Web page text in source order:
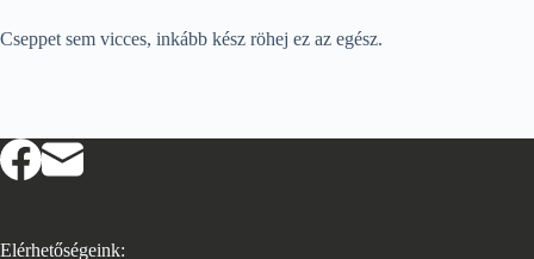
Cseppet sem vicces, inkább kész röhej ez az egész.
Elérhetőségeink: